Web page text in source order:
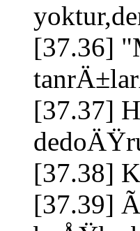
[37.36]
[37.37]
[37.38]
[37.39]